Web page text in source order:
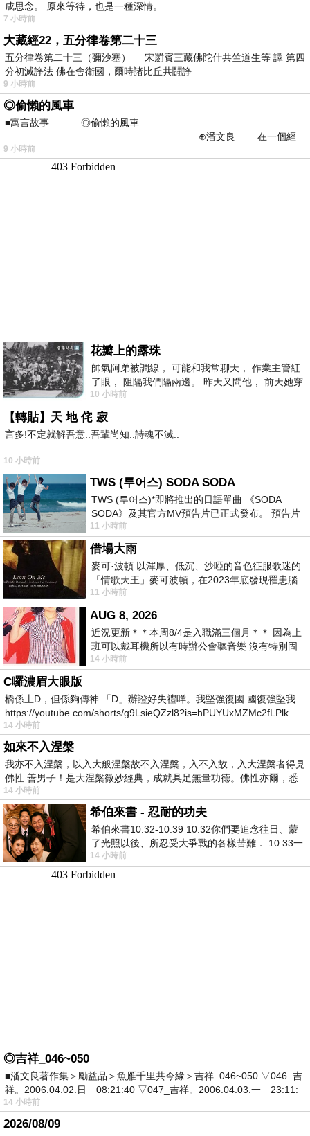
成思念。 原來等待，也是一種深情。
7 小時前
大藏經22，五分律卷第二十三
五分律卷第二十三（彌沙塞） 宋罽賓三藏佛陀什共竺道生等 譯 第四
分初滅諍法 佛在舍衛國，爾時諸比丘共鬪諍
9 小時前
◎偷懶的風車
■寓言故事 ◎偷懶的風車
⊕潘文良 在一個經
常颳風的山丘上—&m
9 小時前
花瓣上的露珠
帥氣阿弟被調線， 可能和我常聊天， 作業主管紅
了眼， 阻隔我們隔兩邊。 昨天又問他， 前天她穿
什麼顏色衣服， 不經
10 小時前
【轉貼】天 地 侘 寂
言多!不定就解吾意..吾輩尚知..詩魂不滅..
10 小時前
TWS (투어스) SODA SODA
TWS (투어스)*即將推出的日語單曲 《SODA
SODA》及其官方MV預告片已正式發布。 預告片
一經發布， 就引發了粉絲們對這次夏季回
11 小時前
借場大雨
麥可·波頓 以渾厚、低沉、沙啞的音色征服歌迷的
「情歌天王」麥可波頓，在2023年底發現罹患腦
瘤「祈禱早日康復，一切都好」。
11 小時前
AUG 8, 2026
近況更新＊＊本周8/4是入職滿三個月＊＊ 因為上
班可以戴耳機所以有時辦公會聽音樂 沒有特別固
定哪天但就是一周某一天會固定聽'90
14 小時前
C囉濃眉大眼版
橋係土D，但係夠傳神 「D」辦證好失禮咩。我堅強復國 國復強堅我
https://youtube.com/shorts/g9LsieQZzl8?is=hPUYUxMZMc2fLPlk
14 小時前
如來不入涅槃
我亦不入涅槃，以入大般涅槃故不入涅槃，入不入故，入大涅槃者得見
佛性 善男子！是大涅槃微妙經典，成就具足無量功德。佛性亦爾，悉
14 小時前
希伯來書 - 忍耐的功夫
希伯來書10:32-10:39 10:32你們要追念往日、蒙
了光照以後、所忍受大爭戰的各樣苦難． 10:33一
面被毀謗、遭患難、成了戲景、叫眾人
14 小時前
◎吉祥_046~050
■潘文良著作集＞勵益品＞魚雁千里共今緣＞吉祥_046~050 ▽046_吉
祥。2006.04.02.日 08:21:40 ▽047_吉祥。2006.04.03.一 23:11:
14 小時前
2026/08/09